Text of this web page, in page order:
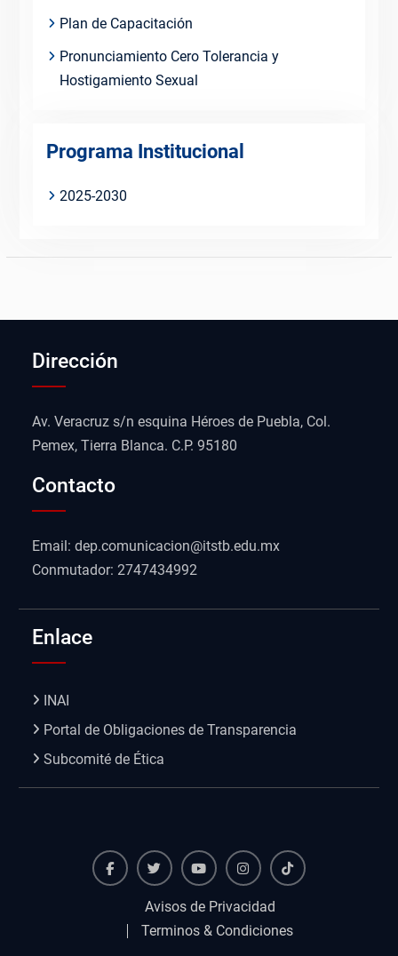
Plan de Capacitación
Pronunciamiento Cero Tolerancia y
Hostigamiento Sexual
Programa Institucional
2025-2030
Dirección
Av. Veracruz s/n esquina Héroes de Puebla, Col.
Pemex, Tierra Blanca. C.P. 95180
Contacto
Email: dep.comunicacion@itstb.edu.mx
Conmutador: 2747434992
Enlace
INAI
Portal de Obligaciones de Transparencia
Subcomité de Ética
Avisos de Privacidad
Terminos & Condiciones